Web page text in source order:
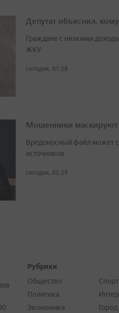
Депутат объяснил,
Граждане с низкими
ЖКУ
сегодня, 01:28
Мошенники
Вредоносный файл может
источников
сегодня, 02:29
Рубрики
Общество
Политика
Экономика
Спорт